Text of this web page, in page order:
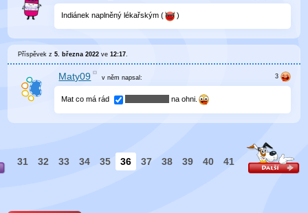
Indiánek naplněný lékařským ( )
Příspěvek z5. března 2022 ve12:17.
Maty09 v němnapsal:
Mat co má rád na ohni.
31 32 33 34 35 36 37 38 39 40 41